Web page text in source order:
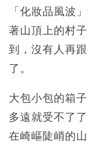
「化妝品風波
著山頂上的村
到，沒有人再
了。
大包小包的箱
多遠就受不了
在崎嶇陡峭的